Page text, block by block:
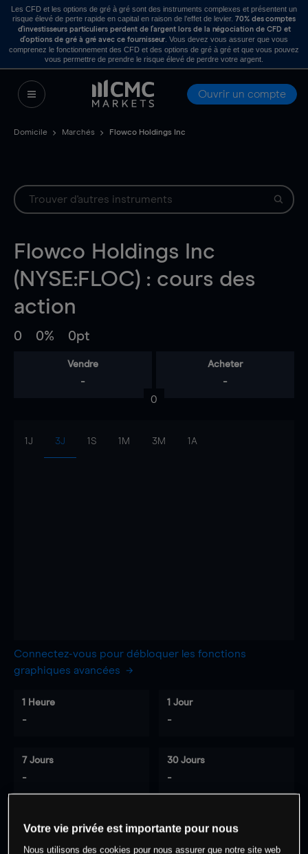
Les CFD et les options de gré à gré sont des instruments complexes et présentent un
risque élevé de perte rapide en capital en raison de l’effet de levier. 70% des comptes
d’investisseurs particuliers perdent de l’argent lors de la négociation de CFD et
d’options de gré à gré avec ce fournisseur . Vous devez vous assurer que vous
comprenez le fonctionnement des CFD et des options de gré à gré et que vous pouvez
vous permettre de prendre le risque élevé de perdre votre argent.
Ouvrir un compte
Domicile Marchés Flowco Holdings Inc
Flowco Holdings Inc
(NYSE:FLOC) : cours des
action
0 0% 0pt
Vendre
-
Acheter
-
0
1J 3J 1S 1M 3M 1A
Connectez-vous pour débloquer les fonctions
graphiques avancées
1 Heure
-
1 Jour
-
7 Jours
-
30 Jours
-
0 % des clients ont une position à
Votre vie privée est importante pour nous
Nous utilisons des cookies pour nous assurer que notre site web